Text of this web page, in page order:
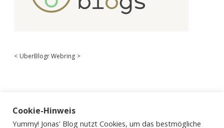
< UberBlogr Webring >
Cookie-Hinweis
Yummy! Jonas' Blog nutzt Cookies, um das bestmögliche